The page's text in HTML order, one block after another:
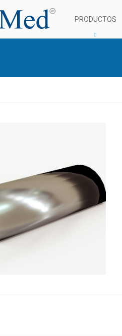
PRODUCTOS